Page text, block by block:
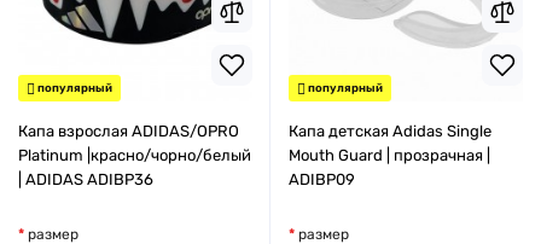
популярный
Капа взрослая ADIDAS/OPRO
Platinum |красно/чорно/белый
| ADIDAS ADIBP36
размер
популярный
Капа детская Adidas Single
Mouth Guard | прозрачная |
ADIBP09
размер